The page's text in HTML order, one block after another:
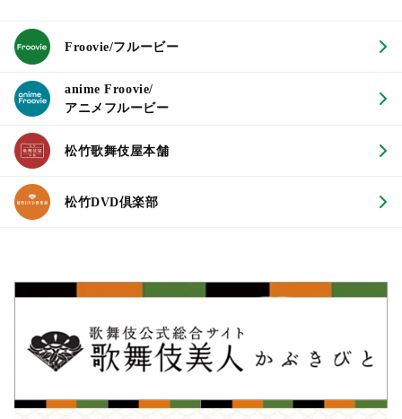
Froovie/フルービー
anime Froovie/
アニメフルービー
松竹歌舞伎屋本舗
松竹DVD倶楽部